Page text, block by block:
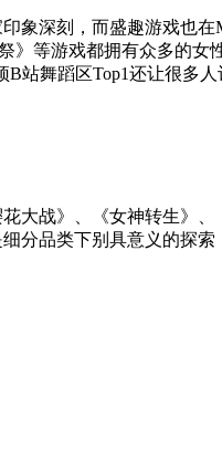
象深刻，而盛趣游戏也
等游戏都拥有众多的
站舞蹈区Top1还让很多
大战》、《女神转生》
分品类下别具意义的探索